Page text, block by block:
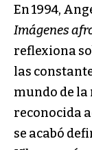
En 1994,
Imágenes
reflexiona
las
mundo de la
reconocida
se acabó